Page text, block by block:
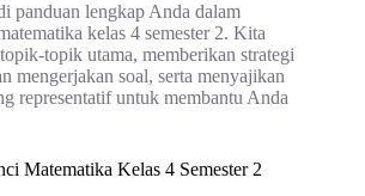
panduan lengkap Anda dalam
kelas 4 semester 2. Kita
topik utama, memberikan strategi
mengerjakan soal, serta menyajikan
representatif untuk membantu Anda
Matematika Kelas 4 Semester 2